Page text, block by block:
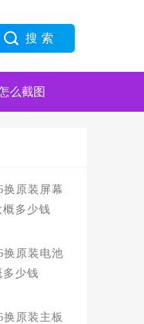
么截图
换原装屏幕
概多少钱
换原装电池
多少钱
原装主板